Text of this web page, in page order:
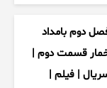
دوم بامداد
قسمت دوم |
| فیلم |